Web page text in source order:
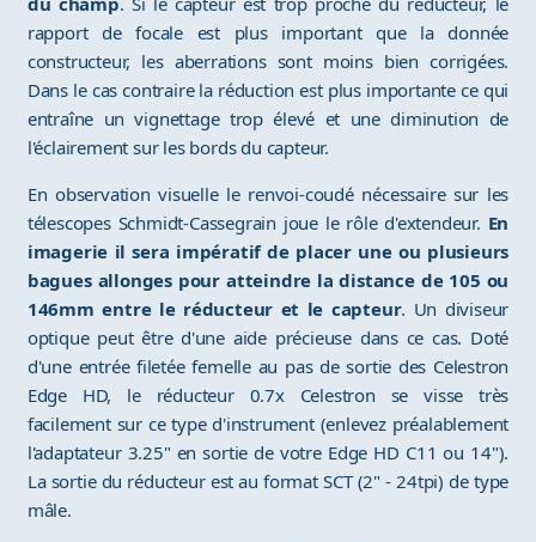
rapport de focale est plus important que la donnée
constructeur, les aberrations sont moins bien corrigées.
Dans le cas contraire la réduction est plus importante ce qui
entraîne un vignettage trop élevé et une diminution de
l'éclairement sur les bords du capteur.
En observation visuelle le renvoi-coudé nécessaire sur les
télescopes Schmidt-Cassegrain joue le rôle d'extendeur. En
imagerie il sera impératif de placer une ou plusieurs
bagues allonges pour atteindre la distance de 105 ou
146mm entre le réducteur et le capteur. Un diviseur
optique peut être d'une aide précieuse dans ce cas. Doté
d'une entrée filetée femelle au pas de sortie des Celestron
Edge HD, le réducteur 0.7x Celestron se visse très
facilement sur ce type d'instrument (enlevez préalablement
l'adaptateur 3.25" en sortie de votre Edge HD C11 ou 14").
La sortie du réducteur est au format SCT (2" - 24tpi) de type
mâle.